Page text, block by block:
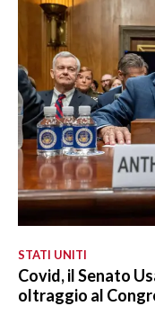
STATI UNITI
Covid, il Senato
oltraggio al